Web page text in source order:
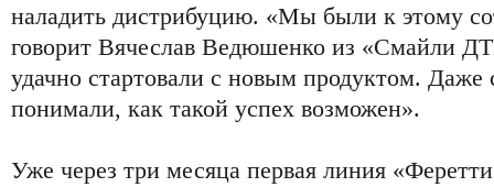
наладить дистрибуцию. «Мы были к этому
говорит Вячеслав Ведюшенко из «Смайли
удачно стартовали с новым продуктом. Даже
понимали, как такой успех возможен».
Уже через три месяца первая линия